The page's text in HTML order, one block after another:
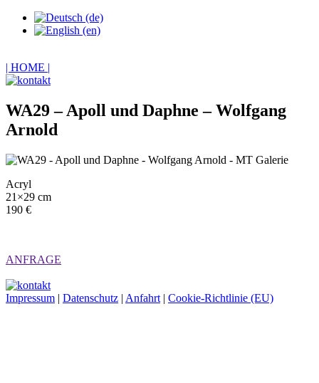
| HOME |
WA29 – Apoll und Daphne – Wolfgang
Arnold
Acryl
21×29 cm
190 €
ANFRAGE
Impressum | Datenschutz | Anfahrt | Cookie-Richtlinie (EU)